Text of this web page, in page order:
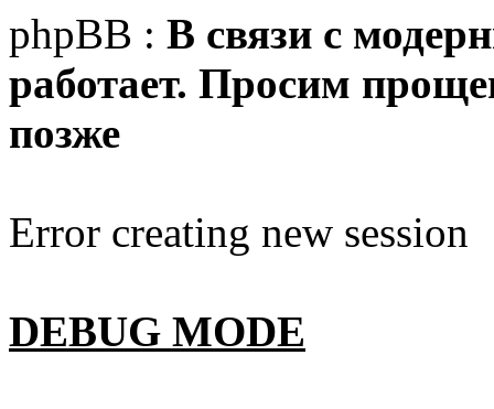
phpBB : В связи с
работает. Просим
позже
Error creating new session
DEBUG MODE